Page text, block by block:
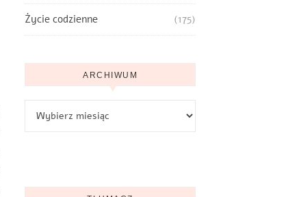
Życie codzienne (175)
ARCHIWUM